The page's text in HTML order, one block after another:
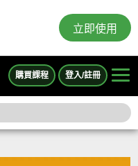
立即使用
購買課程 登入/註冊